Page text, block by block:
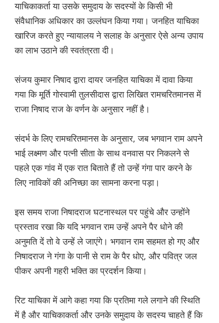
याचिकाकर्ता या उसके समुदाय के सदस्यों के किसी भी
संवैधानिक अधिकार का उल्लंघन किया गया। जनहित याचिका
खारिज करते हुए न्यायालय ने सलाह के अनुसार ऐसे अन्य उपाय
का लाभ उठाने की स्वतंत्रता दी।
संजय कुमार निषाद द्वारा दायर जनहित याचिका में दावा किया
गया कि मूर्ति गोस्वामी तुलसीदास द्वारा लिखित रामचरितमानस में
राजा निषाद राज के वर्णन के अनुसार नहीं है।
संदर्भ के लिए रामचरितमानस के अनुसार, जब भगवान राम अपने
भाई लक्ष्मण और पत्नी सीता के साथ वनवास पर निकलने से
पहले एक गांव में एक रात बिताते हैं तो उन्हें गंगा पार करने के
लिए नाविकों की अनिच्छा का सामना करना पड़ा।
इस समय राजा निषादराज घटनास्थल पर पहुंचे और उन्होंने
प्रस्ताव रखा कि यदि भगवान राम उन्हें अपने पैर धोने की
अनुमति दें तो वे उन्हें ले जाएंगे। भगवान राम सहमत हो गए और
निषादराज ने गंगा के पानी से राम के पैर धोए, और पवित्र जल
पीकर अपनी गहरी भक्ति का प्रदर्शन किया।
रिट याचिका में आगे कहा गया कि प्रतिमा गले लगाने की स्थिति
में है और याचिकाकर्ता और उनके समुदाय के सदस्य चाहते हैं कि